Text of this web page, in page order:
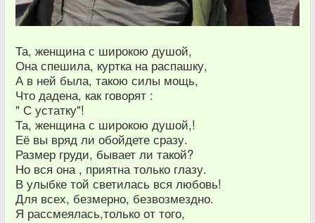
Та, женщина с широкою душой,
Она спешила, куртка на распашку,
А в ней была, такою силы мощь,
Что дадена, как говорят :
" С устатку"!
Та, женщина с широкою душой,!
Её вы вряд ли обойдете сразу.
Размер груди, бывает ли такой?
Но вся она , приятна только глазу.
В улыбке той светилась вся любовь!
Для всех, безмерно, безвозмездно.
Я рассмеялась,только от того,